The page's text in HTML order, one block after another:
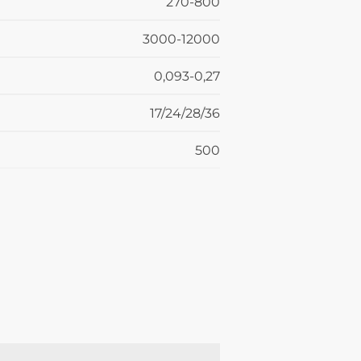
3000-12000
0,093-0,27
17/24/28/36
500